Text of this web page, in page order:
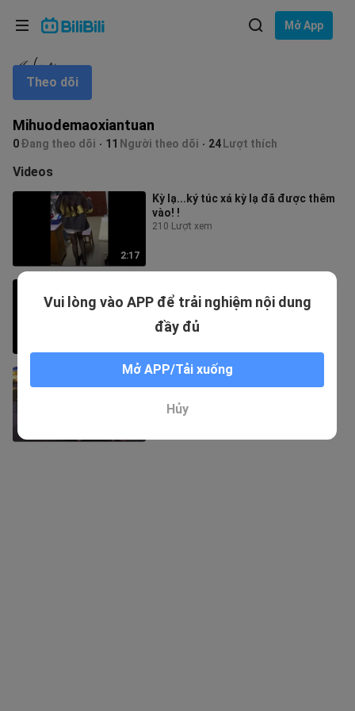
Mở App
Mihuodemaoxiantuan
0Đang theo dõi 11 Người theo dõi 24 Lượt thích
Theo dõi
Videos
2:17
Kỳ lạ...ký túc xá kỳ lạ đã được thêm
vào! !
210 Lượt xem
nhã cực cao.
2.0K Lượt xem
Khoảnh Khắc Vô Cùng Nhọ Của Con
Người!
37 Lượt xem
Ngôn ngữ: Tiếng Việt
Lựa chọn ngôn ngữ
English
Tiếng Việt
Bahasa Melayu
Vui lòng vào APP để trải nghiệm nội dung
đầy đủ
Mở APP/Tải xuống
Hủy